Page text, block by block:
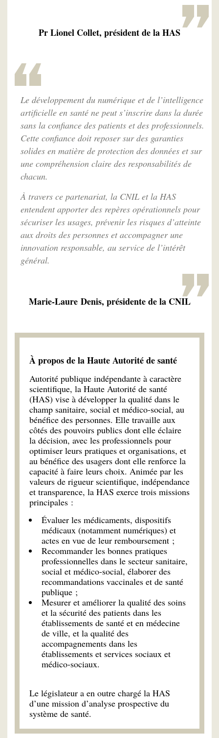
Pr Lionel Collet, président de la HAS
Le développement du numérique et de l’intelligence
artificielle en santé ne peut s’inscrire dans la durée
sans la confiance des patients et des professionnels.
Cette confiance doit reposer sur des garanties
solides en matière de protection des données et sur
une compréhension claire des responsabilités de
chacun.
À travers ce partenariat, la CNIL et la HAS
entendent apporter des repères opérationnels pour
sécuriser les usages, prévenir les risques d’atteinte
aux droits des personnes et accompagner une
innovation responsable, au service de l’intérêt
général.
Marie-Laure Denis, présidente de la CNIL
À propos de la Haute Autorité de santé
Autorité publique indépendante à caractère
scientifique, la Haute Autorité de santé
(HAS) vise à développer la qualité dans le
champ sanitaire, social et médico-social, au
bénéfice des personnes. Elle travaille aux
côtés des pouvoirs publics dont elle éclaire
la décision, avec les professionnels pour
optimiser leurs pratiques et organisations, et
au bénéfice des usagers dont elle renforce la
capacité à faire leurs choix. Animée par les
valeurs de rigueur scientifique, indépendance
et transparence, la HAS exerce trois missions
principales :
Évaluer les médicaments, dispositifs
médicaux (notamment numériques) et
actes en vue de leur remboursement ;
Recommander les bonnes pratiques
professionnelles dans le secteur sanitaire,
social et médico-social, élaborer des
recommandations vaccinales et de santé
publique ;
Mesurer et améliorer la qualité des soins
et la sécurité des patients dans les
établissements de santé et en médecine
de ville, et la qualité des
accompagnements dans les
établissements et services sociaux et
médico-sociaux.
Le législateur a en outre chargé la HAS
d’une mission d’analyse prospective du
système de santé.